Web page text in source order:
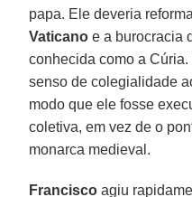
papa. Ele deveria
Vaticano e a burocracia
conhecida como a
senso de colegialidade
modo que ele fosse
coletiva, em vez de o
monarca medieval.
Francisco agiu